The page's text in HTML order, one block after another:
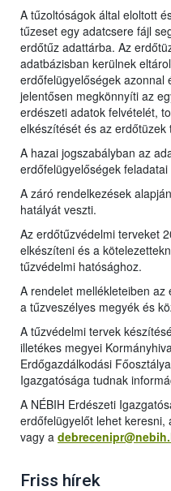
A tűzoltóságok által eloltott
tűzeset egy adatcsere fájl
erdőtűz adattárba. Az
adatbázisban kerülnek
erdőfelügyelőségek azonnal
jelentősen megkönnyíti az
erdészeti adatok felvételét,
elkészítését és az
A hazai jogszabályban az
erdőfelügyelőségek
A záró rendelkezések
hatályát veszti.
Az erdőtűzvédelmi terveket
elkészíteni és a
tűzvédelmi hatósághoz.
A rendelet mellékleteiben
a tűzveszélyes megyék és
A tűzvédelmi tervek
illetékes megyei
Erdőgazdálkodási
Igazgatósága tudnak
A NÉBIH Erdészeti
erdőfelügyelőt lehet
vagy a
Friss hírek